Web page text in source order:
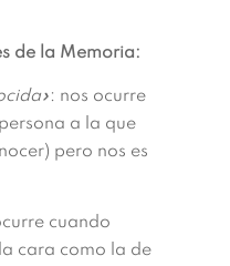
de la Memoria:
: nos ocurre
a la que
pero nos es
cuando
cara como la de